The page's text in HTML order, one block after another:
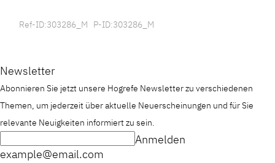
Ref-ID:303286_M P-ID:303286_M
Newsletter
Abonnieren Sie jetzt unsere Hogrefe Newsletter zu verschiedenen
Themen, um jederzeit über aktuelle Neuerscheinungen und für Sie
relevante Neuigkeiten informiert zu sein.
example@email.com
Anmelden